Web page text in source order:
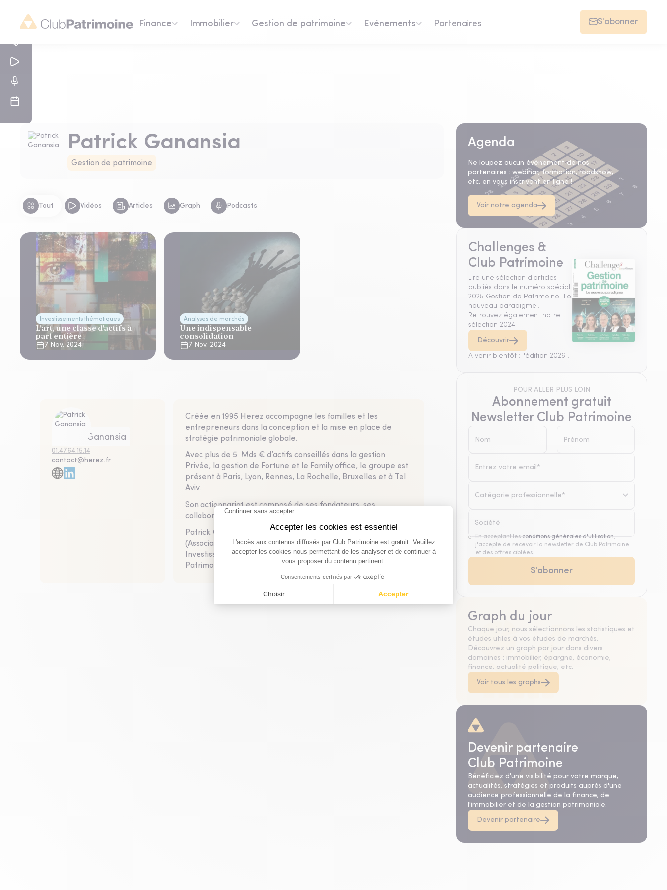
Finance Immobilier Gestion de patrimoine Evénements Partenaires S'abonner
Patrick Ganansia
Gestion de patrimoine
Tout Vidéos Articles Graph Podcasts
Investissements thématiques
L'art, une classe d'actifs à
part entière
7 Nov. 2024
Analyses de marchés
Une indispensable
consolidation
7 Nov. 2024
Patrick Ganansia
01.47.64.15.14
contact@herez.fr
Créée en 1995 Herez accompagne les familles et les
entrepreneurs dans la conception et la mise en place de
stratégie patrimoniale globale.
Avec plus de 5 Mds € d’actifs conseillés dans la gestion
Privée, la gestion de Fortune et le Family office, le groupe est
présent à Paris, Lyon, Rennes, La Rochelle, Bruxelles et à Tel
Aviv.
Son actionnariat est composé de ses fondateurs, ses
collaborateurs et de Florac, family office de la famille Meyer.
Patrick Ganansia est par ailleurs Administrateur de l’APECI
(Association Professionnelle des Entreprises de Conseil en
Investissement), Membre du groupement La Boétie
Patrimoine et de la CNCGP.
Agenda
Ne loupez aucun événement de nos
partenaires : webinar, formation, roadshow,
etc. en vous inscrivant en ligne !
Voir notre agenda
Challenges &
Club Patrimoine
Lire une sélection d'articles
publiés dans le numéro spécial
2025 Gestion de Patrimoine "Le
nouveau paradigme".
Retrouvez également notre
sélection 2024.
Découvrir
A venir bientôt : l'édition 2026 !
POUR ALLER PLUS LOIN
Abonnement gratuit
Newsletter Club Patrimoine
Catégorie professionnelle*
En acceptant les conditions générales d'utilisation,
j'accepte de recevoir la newsletter de Club Patrimoine
et des offres ciblées.
Graph du jour
Chaque jour, nous sélectionnons les statistiques et
études utiles à vos études de marchés.
Découvrez un graph par jour dans divers
domaines : immobilier, épargne, économie,
finance, actualité politique, etc.
Voir tous les graphs
Devenir partenaire
Club Patrimoine
Bénéficiez d'une visibilité pour votre marque,
actualités, stratégies et produits auprès d'une
audience professionnelle de la finance, de
l'immobilier et de la gestion patrimoniale.
Devenir partenaire